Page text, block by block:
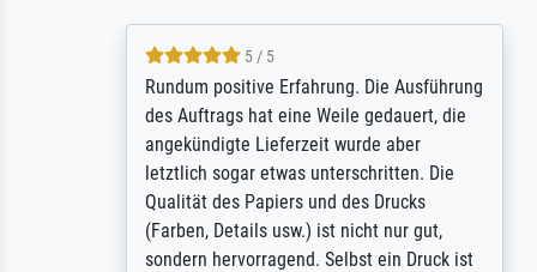
5 / 5
Rundum positive Erfahrung. Die Ausführung
des Auftrags hat eine Weile gedauert, die
angekündigte Lieferzeit wurde aber
letztlich sogar etwas unterschritten. Die
Qualität des Papiers und des Drucks
(Farben, Details usw.) ist nicht nur gut,
sondern hervorragend. Selbst ein Druck ist